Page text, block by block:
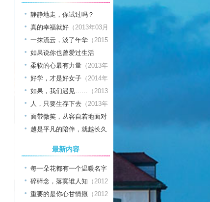
静静地走，你试过吗？
（2013年05月日）
真的幸福就好 （2013年03月
日）
一抹流云，淡了年华 （2015
年01月日）
如果说你也曾爱过生活
（2014年04月日）
柔软的心最有力量 （2013年
03月日）
好学，才是好女子 （2014年
03月日）
如果，我们遇见…… （2013
年03月日）
人，只要生存下去 （2013年
09月日）
面带微笑，从容自若地面对
生活（2013年01月日）
越是平凡的陪伴，就越长久
最新内容
每一朵花都有一个温暖名字
（2012年11月日）
碎碎念，落寞谁人知 （2012
年11月日）
重要的是你心甘情愿 （2012